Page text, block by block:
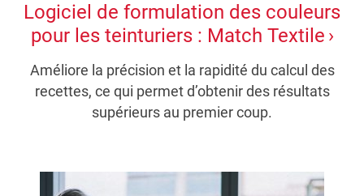
Logiciel de formulation des couleurs
pour les teinturiers : Match Textile
Améliore la précision et la rapidité du calcul des
recettes, ce qui permet d’obtenir des résultats
supérieurs au premier coup.